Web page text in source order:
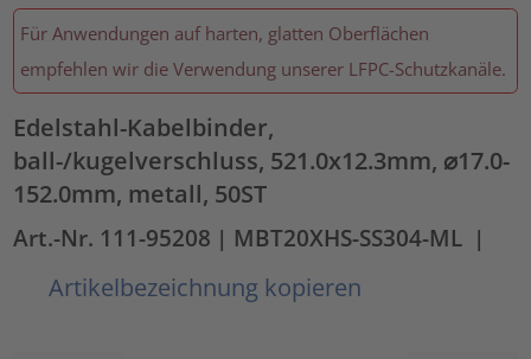
Für Anwendungen auf harten, glatten Oberflächen
empfehlen wir die Verwendung unserer LFPC-Schutzkanäle.
Edelstahl-Kabelbinder,
ball-/kugelverschluss, 521.0x12.3mm, ⌀17.0-
152.0mm, metall, 50ST
Art.-Nr. 111-95208 | MBT20XHS-SS304-ML |
Artikelbezeichnung kopieren